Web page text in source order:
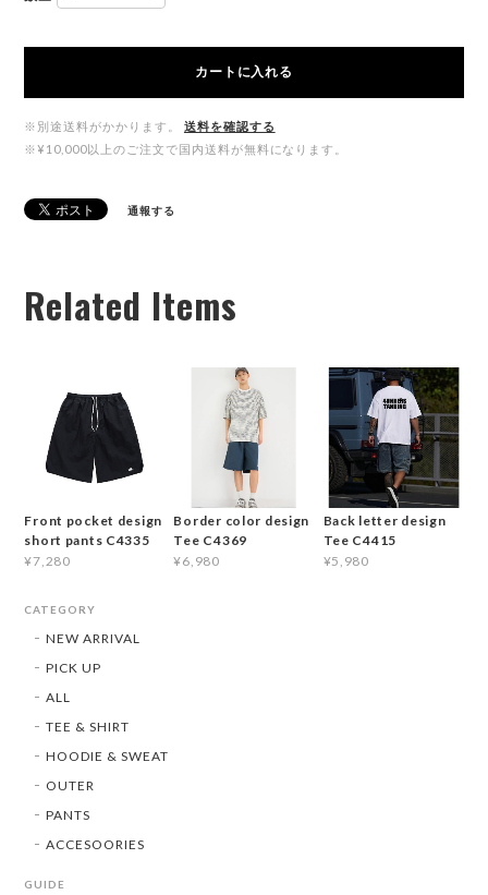
カートに入れる
※別途送料がかかります。
送料を確認する
※¥10,000以上のご注文で国内送料が無料になります。
通報する
Related Items
Front pocket design
short pants C4335
¥7,280
Border color design
Tee C4369
¥6,980
Back letter design
Tee C4415
¥5,980
CATEGORY
NEW ARRIVAL
PICK UP
ALL
TEE & SHIRT
HOODIE & SWEAT
OUTER
PANTS
ACCESOORIES
GUIDE